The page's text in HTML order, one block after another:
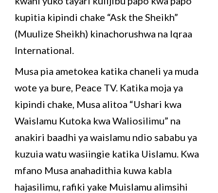
kupitia kipindi chake “Ask the Sheikh”
(Muulize Sheikh) kinachorushwa na Iqraa
International.
Musa pia ametokea katika chaneli ya muda
wote ya bure, Peace TV. Katika moja ya
kipindi chake, Musa alitoa “Ushari kwa
Waislamu Kutoka kwa Waliosilimu” na
anakiri baadhi ya waislamu ndio sababu ya
kuzuia watu wasiingie katika Uislamu. Kwa
mfano Musa anahadithia kuwa kabla
hajasilimu, rafiki yake Muislamu alimsihi